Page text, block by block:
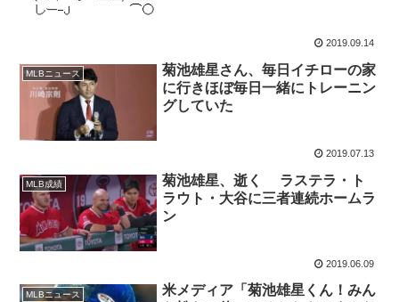
2019.09.14
MLBニュース
菊池雄星さん、毎日イチローの家
に行きほぼ毎日一緒にトレーニン
グしていた
2019.07.13
MLB成績
菊池雄星、逝く ラステラ・ト
ラウト・大谷に三者連続ホームラ
ン
2019.06.09
MLBニュース
米メディア「菊池雄星くん！みん